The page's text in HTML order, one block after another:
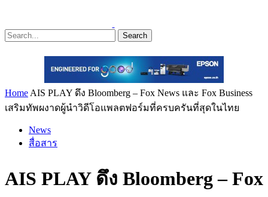
Search
Home AIS PLAY ดึง Bloomberg – Fox News และ Fox Business
เสริมทัพผงาดผู้นำวิดีโอแพลตฟอร์มที่ครบครันที่สุดในไทย
News
สื่อสาร
AIS PLAY ดึง Bloomberg – Fox